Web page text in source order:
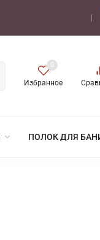
Избранное
0
ПОЛОК ДЛЯ